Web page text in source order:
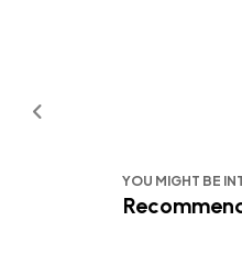
YOU MIGHT BE